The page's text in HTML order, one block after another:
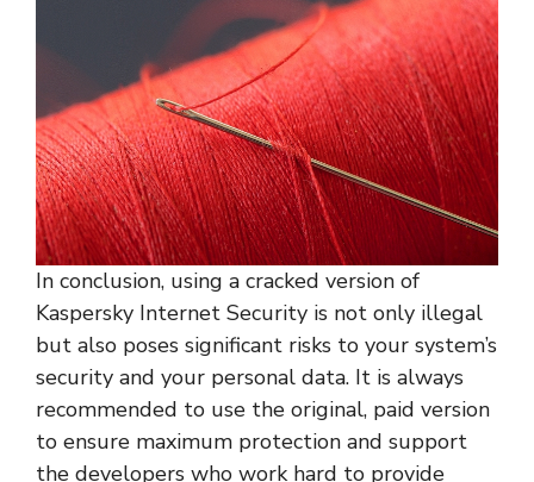
In conclusion, using a cracked version of
Kaspersky Internet Security is not only illegal
but also poses significant risks to your system’s
security and your personal data. It is always
recommended to use the original, paid version
to ensure maximum protection and support
the developers who work hard to provide